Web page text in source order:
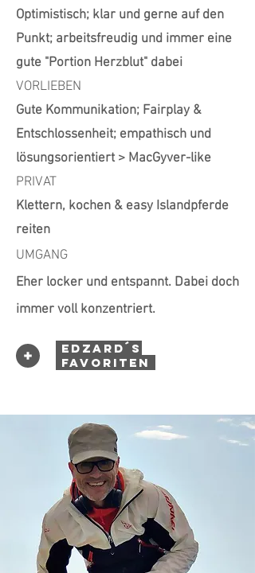
Optimistisch; klar und gerne auf den
Punkt; arbeitsfreudig und immer eine
gute "Portion Herzblut" dabei
VORLIEBEN
Gute Kommunikation; Fairplay &
Entschlossenheit; empathisch und
lösungsorientiert > MacGyver-like
PRIVAT
Klettern, kochen & easy Islandpferde
reiten
UMGANG
Eher locker und entspannt. Dabei doch
immer voll konzentriert.
EDZARD´s
FAVORITEN